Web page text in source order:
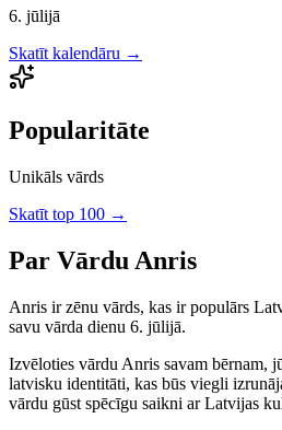
6. jūlijā
Skatīt kalendāru →
Popularitāte
Unikāls vārds
Skatīt top 100 →
Par Vārdu Anris
Anris irzēnu vārds, kas ir populārs
savu vārda dienu 6. jūlijā.
Izvēloties vārdu Anris savam bērnam,
latvisku identitāti, kas būs viegli
vārdu gūst spēcīgu saikni ar Latvijas